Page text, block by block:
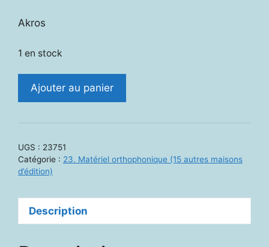
Akros
1 en stock
quantité
Ajouter au panier
UGS : 23751
Catégorie : 23. Matériel orthophonique (15 autres maisons
d’édition)
Description